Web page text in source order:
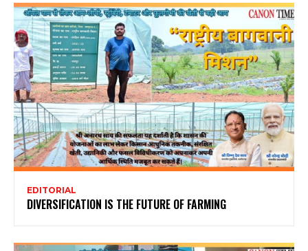
EDITORIAL
DIVERSIFICATION IS THE FUTURE OF FARMING